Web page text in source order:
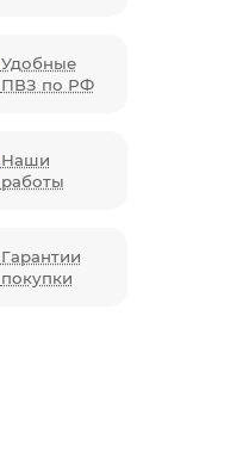
Удобные
ПВЗ по РФ
Наши
работы
Гарантии
покупки